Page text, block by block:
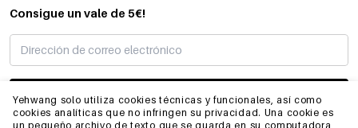
Yehwang solo utiliza cookies técnicas y funcionales, así como
cookies analíticas que no infringen su privacidad. Una cookie es
un pequeño archivo de texto que se guarda en su computadora,
Consigue un vale de 5€!
SUSCRIBIRME